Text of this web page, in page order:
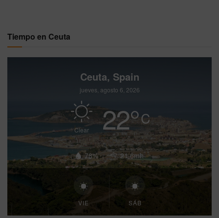
Tiempo en Ceuta
Ceuta, Spain
jueves, agosto 6, 2026
Clear 22°C
78% 21.6mh
VIE SÁB